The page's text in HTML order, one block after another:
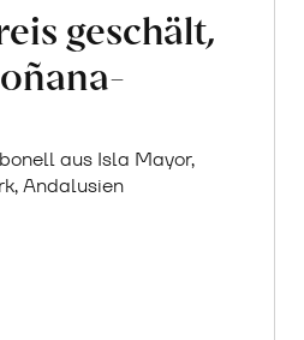
geschält,
aus Isla Mayor,
Andalusien